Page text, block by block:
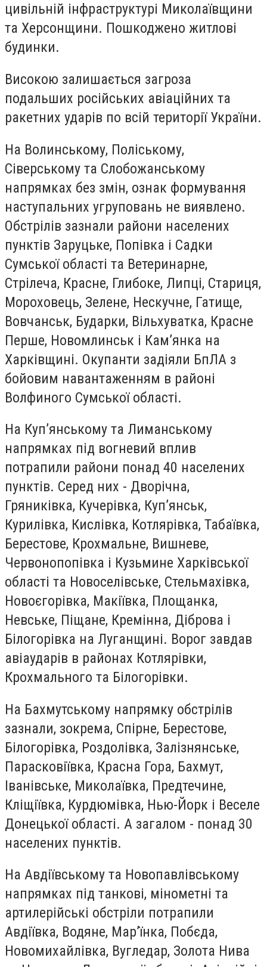
цивільній інфраструктурі Миколаївщини
та Херсонщини. Пошкоджено житлові
будинки.
Високою залишається загроза
подальших російських авіаційних та
ракетних ударів по всій території України.
На Волинському, Поліському,
Сіверському та Слобожанському
напрямках без змін, ознак формування
наступальних угруповань не виявлено.
Обстрілів зазнали райони населених
пунктів Заруцьке, Попівка і Садки
Сумської області та Ветеринарне,
Стрілеча, Красне, Глибоке, Липці, Стариця,
Мороховець, Зелене, Нескучне, Гатище,
Вовчанськ, Бударки, Вільхуватка, Красне
Перше, Новомлинськ і Кам’янка на
Харківщині. Окупанти задіяли БпЛА з
бойовим навантаженням в районі
Волфиного Сумської області.
На Куп’янському та Лиманському
напрямках під вогневий вплив
потрапили райони понад 40 населених
пунктів. Серед них - Дворічна,
Гряниківка, Кучерівка, Куп’янськ,
Курилівка, Кислівка, Котлярівка, Табаївка,
Берестове, Крохмальне, Вишневе,
Червонопопівка і Кузьмине Харківської
області та Новоселівське, Стельмахівка,
Новоєгорівка, Макіївка, Площанка,
Невське, Піщане, Кремінна, Діброва і
Білогорівка на Луганщині. Ворог завдав
авіаударів в районах Котлярівки,
Крохмального та Білогорівки.
На Бахмутському напрямку обстрілів
зазнали, зокрема, Спірне, Берестове,
Білогорівка, Роздолівка, Залізнянське,
Парасковіївка, Красна Гора, Бахмут,
Іванівське, Миколаївка, Предтечине,
Кліщіївка, Курдюмівка, Нью-Йорк і Веселе
Донецької області. А загалом - понад 30
населених пунктів.
На Авдіївському та Новопавлівському
напрямках під танкові, мінометні та
артилерійські обстріли потрапили
Авдіївка, Водяне, Мар’їнка, Побєда,
Новомихайлівка, Вугледар, Золота Нива